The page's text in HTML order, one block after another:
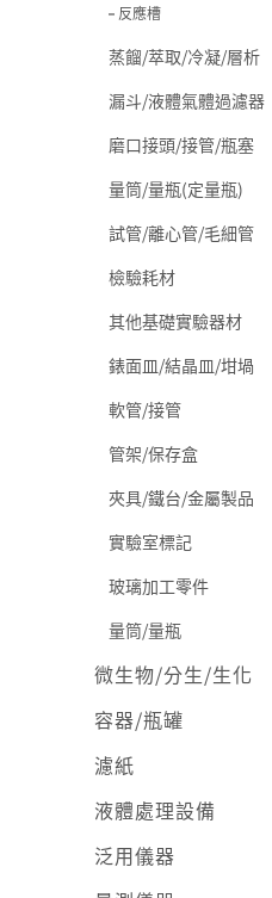
反應槽
蒸餾/萃取/冷凝/層析
漏斗/液體氣體過濾器
磨口接頭/接管/瓶塞
量筒/量瓶(定量瓶)
試管/離心管/毛細管
檢驗耗材
其他基礎實驗器材
錶面皿/結晶皿/坩堝
軟管/接管
管架/保存盒
夾具/鐵台/金屬製品
實驗室標記
玻璃加工零件
量筒/量瓶
微生物/分生/生化
容器/瓶罐
濾紙
液體處理設備
泛用儀器